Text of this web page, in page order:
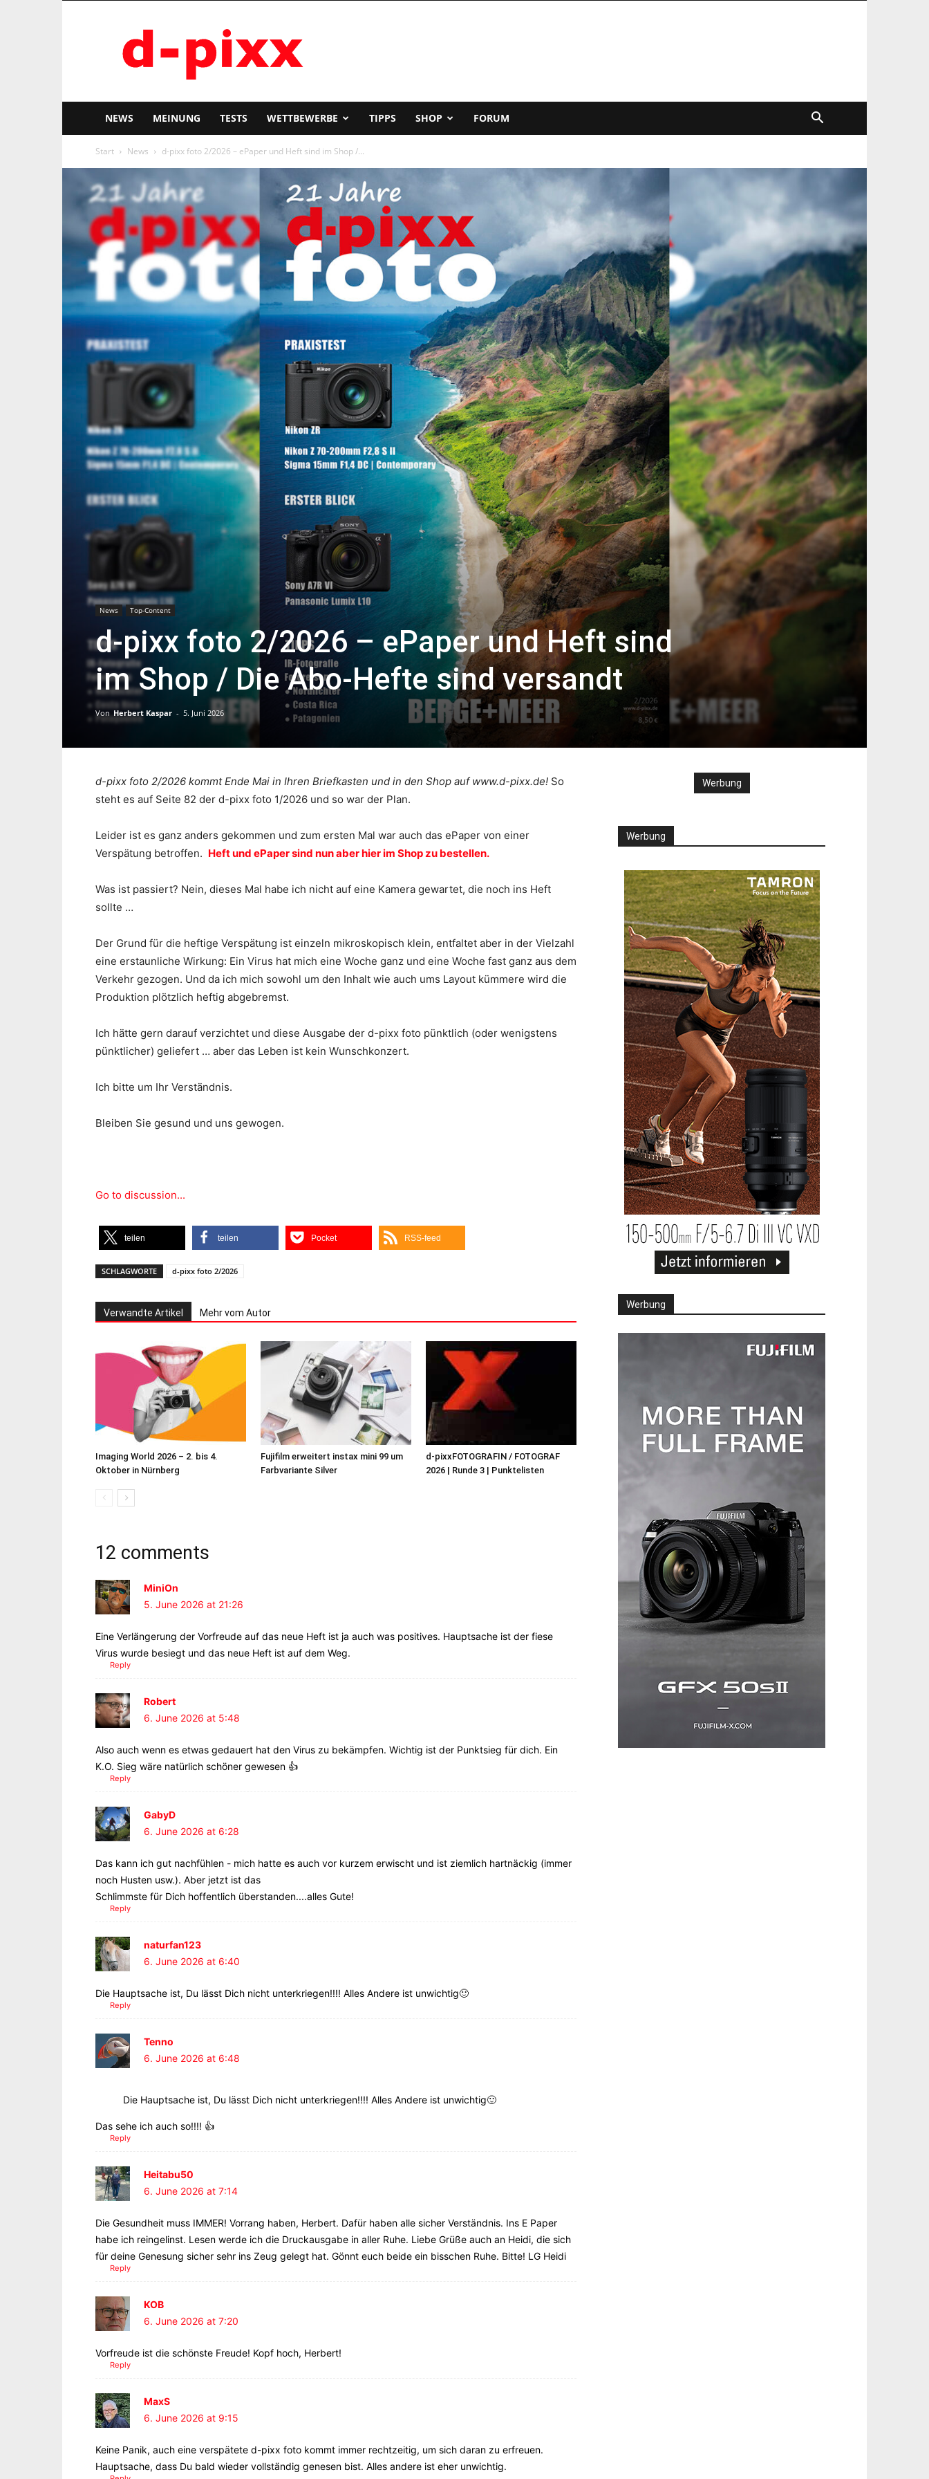
pixx
NEWS MEINUNG TESTS WETTBEWERBE TIPPS SHOP FORUM
Start News d-pixx foto 2/2026 – ePaper und Heft sind im Shop /...
News Top-Content
d-pixx foto 2/2026 – ePaper und Heft sind
im Shop / Die Abo-Hefte sind versandt
Von Herbert Kaspar - 5. Juni 2026
d-pixx foto 2/2026 kommt Ende Mai in Ihren Briefkasten und in den Shop auf www.d-pixx.de! So
steht es auf Seite 82 der d-pixx foto 1/2026 und so war der Plan.
Leider ist es ganz anders gekommen und zum ersten Mal war auch das ePaper von einer
Verspätung betroffen. Heft und ePaper sind nun aber hier im Shop zu bestellen.
Was ist passiert? Nein, dieses Mal habe ich nicht auf eine Kamera gewartet, die noch ins Heft
sollte …
Der Grund für die heftige Verspätung ist einzeln mikroskopisch klein, entfaltet aber in der Vielzahl
eine erstaunliche Wirkung: Ein Virus hat mich eine Woche ganz und eine Woche fast ganz aus dem
Verkehr gezogen. Und da ich mich sowohl um den Inhalt wie auch ums Layout kümmere wird die
Produktion plötzlich heftig abgebremst.
Ich hätte gern darauf verzichtet und diese Ausgabe der d-pixx foto pünktlich (oder wenigstens
pünktlicher) geliefert … aber das Leben ist kein Wunschkonzert.
Ich bitte um Ihr Verständnis.
Bleiben Sie gesund und uns gewogen.
Go to discussion...
teilen teilen Pocket RSS-feed
SCHLAGWORTE d-pixx foto 2/2026
Verwandte Artikel Mehr vom Autor
Imaging World 2026 – 2. bis 4.
Oktober in Nürnberg
Fujifilm erweitert instax mini 99 um
Farbvariante Silver
d-pixxFOTOGRAFIN / FOTOGRAF
2026 | Runde 3 | Punktelisten
12 comments
MiniOn
5. June 2026 at 21:26
Eine Verlängerung der Vorfreude auf das neue Heft ist ja auch was positives. Hauptsache ist der fiese
Virus wurde besiegt und das neue Heft ist auf dem Weg.
Reply
Robert
6. June 2026 at 5:48
Also auch wenn es etwas gedauert hat den Virus zu bekämpfen. Wichtig ist der Punktsieg für dich. Ein
K.O. Sieg wäre natürlich schöner gewesen 👍
Reply
GabyD
6. June 2026 at 6:28
Das kann ich gut nachfühlen - mich hatte es auch vor kurzem erwischt und ist ziemlich hartnäckig (immer
noch Husten usw.). Aber jetzt ist das
Schlimmste für Dich hoffentlich überstanden....alles Gute!
Reply
naturfan123
6. June 2026 at 6:40
Die Hauptsache ist, Du lässt Dich nicht unterkriegen!!!! Alles Andere ist unwichtig🙂
Reply
Tenno
6. June 2026 at 6:48
Die Hauptsache ist, Du lässt Dich nicht unterkriegen!!!! Alles Andere ist unwichtig🙂
Das sehe ich auch so!!!! 👍
Reply
Heitabu50
6. June 2026 at 7:14
Die Gesundheit muss IMMER! Vorrang haben, Herbert. Dafür haben alle sicher Verständnis. Ins E Paper
habe ich reingelinst. Lesen werde ich die Druckausgabe in aller Ruhe. Liebe Grüße auch an Heidi, die sich
für deine Genesung sicher sehr ins Zeug gelegt hat. Gönnt euch beide ein bisschen Ruhe. Bitte! LG Heidi
Reply
KOB
6. June 2026 at 7:20
Vorfreude ist die schönste Freude! Kopf hoch, Herbert!
Reply
MaxS
6. June 2026 at 9:15
Keine Panik, auch eine verspätete d-pixx foto kommt immer rechtzeitig, um sich daran zu erfreuen.
Hauptsache, dass Du bald wieder vollständig genesen bist. Alles andere ist eher unwichtig.
Werbung
Werbung
Werbung